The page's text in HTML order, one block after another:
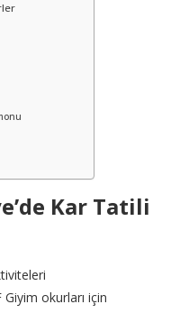
Kar Tatili
okurları için